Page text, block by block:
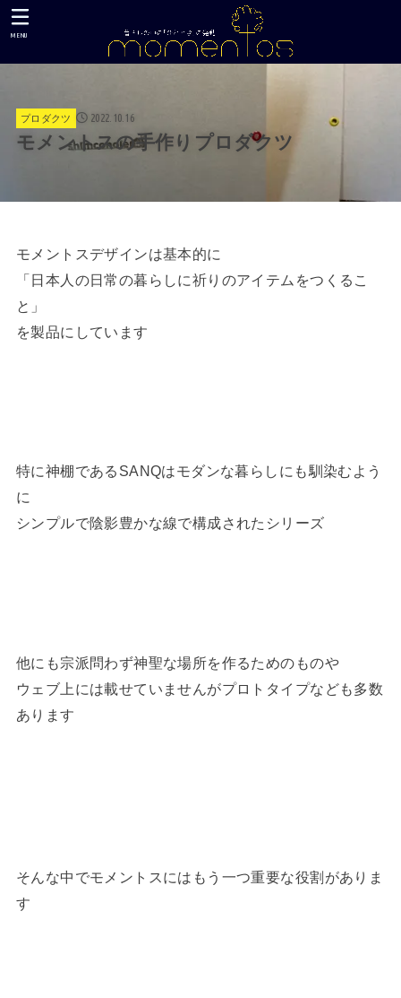
MENU
プロダクツ 2022.10.16
モメントスの手作りプロダクツ
モメントスデザインは基本的に
「日本人の日常の暮らしに祈りのアイテムをつくるこ
と」
を製品にしています
特に神棚であるSANQはモダンな暮らしにも馴染むよう
に
シンプルで陰影豊かな線で構成されたシリーズ
他にも宗派問わず神聖な場所を作るためのものや
ウェブ上には載せていませんがプロトタイプなども多数
あります
そんな中でモメントスにはもう一つ重要な役割がありま
す